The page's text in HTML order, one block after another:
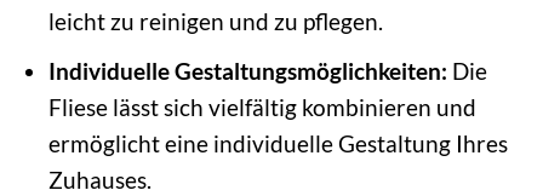
leicht zu reinigen und zu pflegen.
Individuelle Gestaltungsmöglichkeiten: Die
Fliese lässt sich vielfältig kombinieren und
ermöglicht eine individuelle Gestaltung Ihres
Zuhauses.